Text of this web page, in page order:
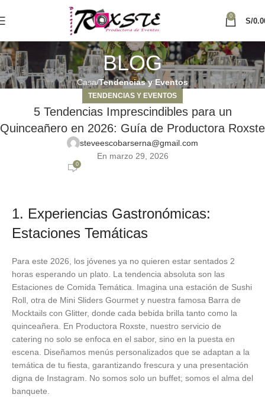
0
S/
BLOG
Casa Tendencias y Eventos
TENDENCIAS Y EVENTOS
5 Tendencias Imprescindibles para un
Quinceañero en 2026: Guía de Productora Roxste
steveescobarserna@gmail.com
En marzo 29, 2026
0
1. Experiencias Gastronómicas:
Estaciones Temáticas
Para este 2026, los jóvenes ya no quieren estar sentados 2
horas esperando un plato. La tendencia absoluta son las
Estaciones de Comida Temática. Imagina una estación de Sushi
Roll, otra de Mini Sliders Gourmet y nuestra famosa Barra de
Mocktails con Glitter, donde cada bebida brilla tanto como la
quinceañera. En Productora Roxste, nuestro servicio de
catering no solo se enfoca en el sabor, sino en la puesta en
escena. Diseñamos menús personalizados que se adaptan a la
temática de tu fiesta, garantizando frescura y una presentación
digna de Instagram. No somos solo un buffet; somos el alma del
banquete.